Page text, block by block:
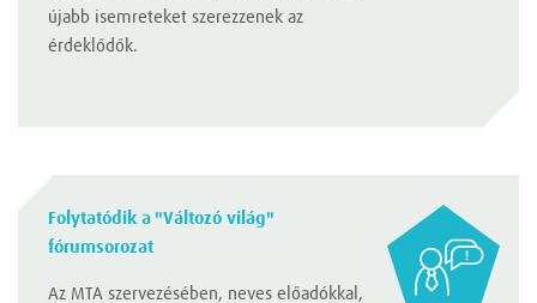
újabb isemreteket szerezzenek az
érdeklődők.
Folytatódik a "Változó világ"
fórumsorozat
Az MTA szervezésében, neves előadókkal,